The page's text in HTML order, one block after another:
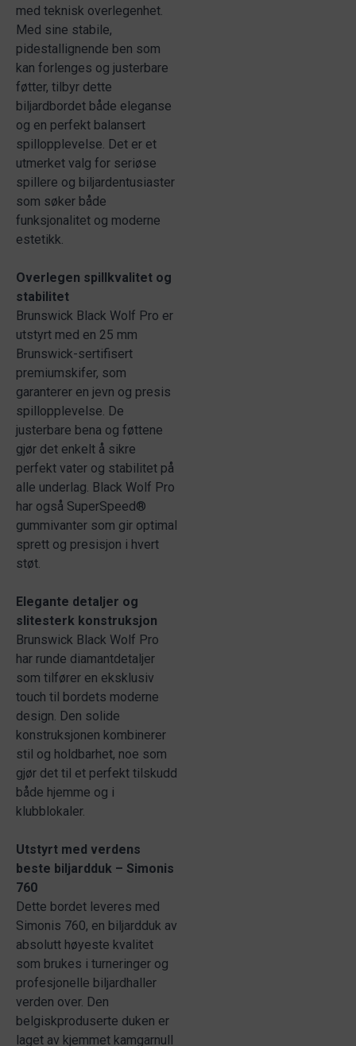
med teknisk overlegenhet.
Med sine stabile,
pidestallignende ben som
kan forlenges og justerbare
føtter, tilbyr dette
biljardbordet både eleganse
og en perfekt balansert
spillopplevelse. Det er et
utmerket valg for seriøse
spillere og biljardentusiaster
som søker både
funksjonalitet og moderne
estetikk.
Overlegen spillkvalitet og
stabilitet
Brunswick Black Wolf Pro er
utstyrt med en 25 mm
Brunswick-sertifisert
premiumskifer, som
garanterer en jevn og presis
spillopplevelse. De
justerbare bena og føttene
gjør det enkelt å sikre
perfekt vater og stabilitet på
alle underlag. Black Wolf Pro
har også SuperSpeed®
gummivanter som gir optimal
sprett og presisjon i hvert
støt.
Elegante detaljer og
slitesterk konstruksjon
Brunswick Black Wolf Pro
har runde diamantdetaljer
som tilfører en eksklusiv
touch til bordets moderne
design. Den solide
konstruksjonen kombinerer
stil og holdbarhet, noe som
gjør det til et perfekt tilskudd
både hjemme og i
klubblokaler.
Utstyrt med verdens
beste biljardduk – Simonis
760
Dette bordet leveres med
Simonis 760, en biljardduk av
absolutt høyeste kvalitet
som brukes i turneringer og
profesjonelle biljardhaller
verden over. Den
belgiskproduserte duken er
laget av kjemmet kamgarnull